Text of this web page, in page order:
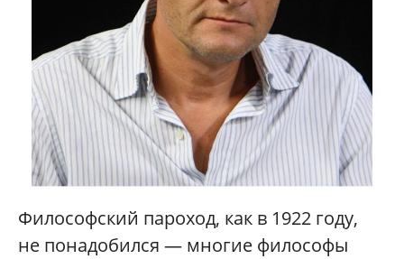
Философский пароход, как в 1922 году,
не понадобился — многие философы